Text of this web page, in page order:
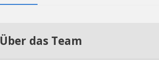
Über das Team